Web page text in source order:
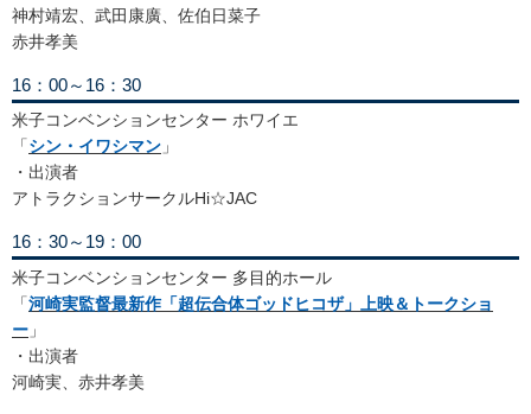
神村靖宏、武田康廣、佐伯日菜子
赤井孝美
16：00～16：30
米子コンベンションセンター ホワイエ
「シン・イワシマン 」
・出演者
アトラクションサークルHi☆JAC
16：30～19：00
米子コンベンションセンター 多目的ホール
「河崎実監督最新作「超伝合体ゴッドヒコザ」上映＆トークショ
ー 」
・出演者
河崎実、赤井孝美